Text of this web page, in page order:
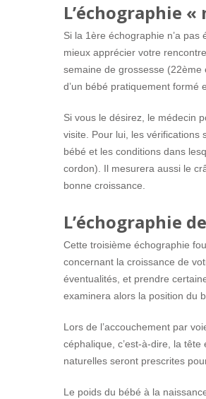
L’échographie
Si la 1ère échographie n’a
mieux apprécier votre
semaine de grossesse (22ème
d’un bébé pratiquement formé
Si vous le désirez, le médecin
visite. Pour lui, les vérifications
bébé et les conditions dans
cordon). Il mesurera aussi le
bonne croissance.
L’échographie
Cette troisième échographie
concernant la croissance de
éventualités, et prendre
examinera alors la position du
Lors de l’accouchement par
céphalique, c’est-à-dire, la
naturelles seront prescrites
Le poids du bébé à la